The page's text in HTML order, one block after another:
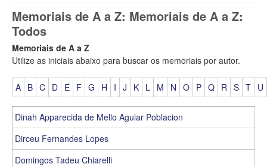
Memoriais de A a Z: Memoriais de A a Z:
Todos
Memoriais de A a Z
Utilize as iniciais abaixo para buscar os memoriais por autor.
A B C D E F G H I J K L M N O P Q R S T U
Dinah Apparecida de Mello Aguiar Poblacion
Dirceu Fernandes Lopes
Domingos Tadeu Chiarelli